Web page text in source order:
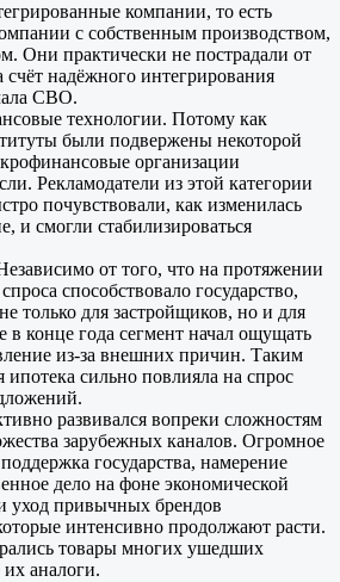
компании, то есть
с собственным производством,
Они практически не пострадали от
счёт надёжного интегрирования
СВО.
технологии. Потому как
были подвержены некоторой
организации
Рекламодатели из этой категории
почувствовали, как изменилась
и смогли стабилизироваться
от того, что на протяжении
способствовало государство,
только для застройщиков, но и для
в конце года сегмент начал ощущать
из-за внешних причин. Таким
ипотека сильно повлияла на спрос
развивался вопреки сложностям
зарубежных каналов. Огромное
государства, намерение
дело на фоне экономической
уход привычных брендов
интенсивно продолжают расти.
товары многих ушедших
аналоги.